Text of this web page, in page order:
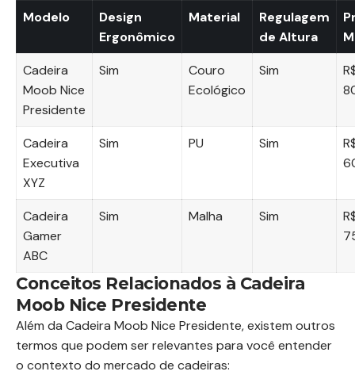
Modelo
Design
Ergonômico
Material
Regulagem
de Altura
Cadeira
Moob Nice
Presidente
Sim
Couro
Ecológico
Sim
Cadeira
Executiva
XYZ
Sim PU Sim
Cadeira
Gamer
ABC
Sim Malha Sim
Conceitos Relacionados à Cadeira
Moob Nice Presidente
Além da Cadeira Moob Nice Presidente, existem outros
termos que podem ser relevantes para você entender
o contexto do mercado de cadeiras: